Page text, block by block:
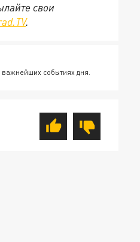
свои
.
важнейших событиях дня.